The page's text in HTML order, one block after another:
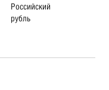
Российский
рубль